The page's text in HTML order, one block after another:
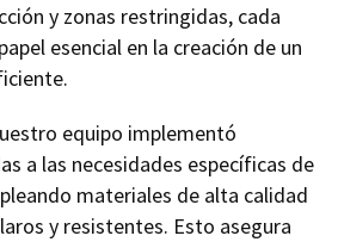
y zonas restringidas, cada
esencial en la creación de un
equipo implementó
a las necesidades específicas de
materiales de alta calidad
y resistentes. Esto asegura